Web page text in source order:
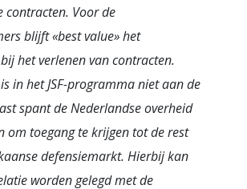
contracten. Voor de
blijft «best value» het
het verlenen van contracten.
in het JSF-programma niet aan de
spant de Nederlandse overheid
om toegang te krijgen tot de rest
defensiemarkt. Hierbij kan
worden gelegd met de